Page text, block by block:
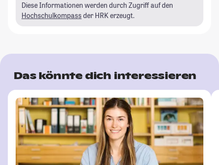
Diese Informationen werden durch Zugriff auf den
Hochschulkompass der HRK erzeugt.
Das könnte dich interessieren